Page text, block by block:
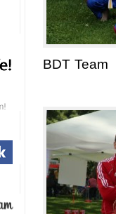
BDT Team